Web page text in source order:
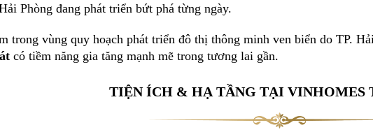
Phòng đang phát triển bứt phá từng ngày.
trong vùng quy hoạch phát triển đô thị thông minh ven biển do TP.
có tiềm năng gia tăng mạnh mẽ trong tương lai gần.
TIỆN ÍCH & HẠ TẦNG TẠI VINHOMES